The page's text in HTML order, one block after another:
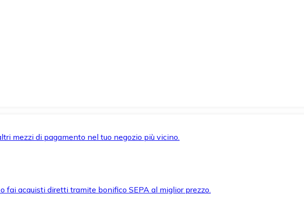
mezzi di pagamento nel tuo negozio più vicino.
fai acquisti diretti tramite bonifico SEPA al miglior prezzo.